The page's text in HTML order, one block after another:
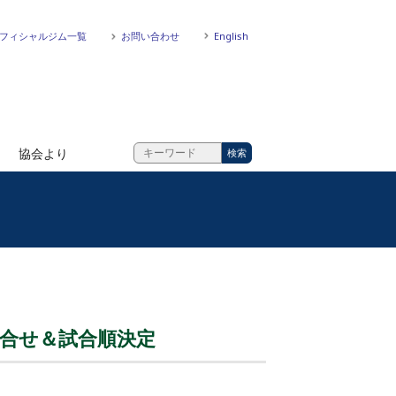
ィシャルジム一覧 お問い合わせ English
協会より
せ＆試合順決定